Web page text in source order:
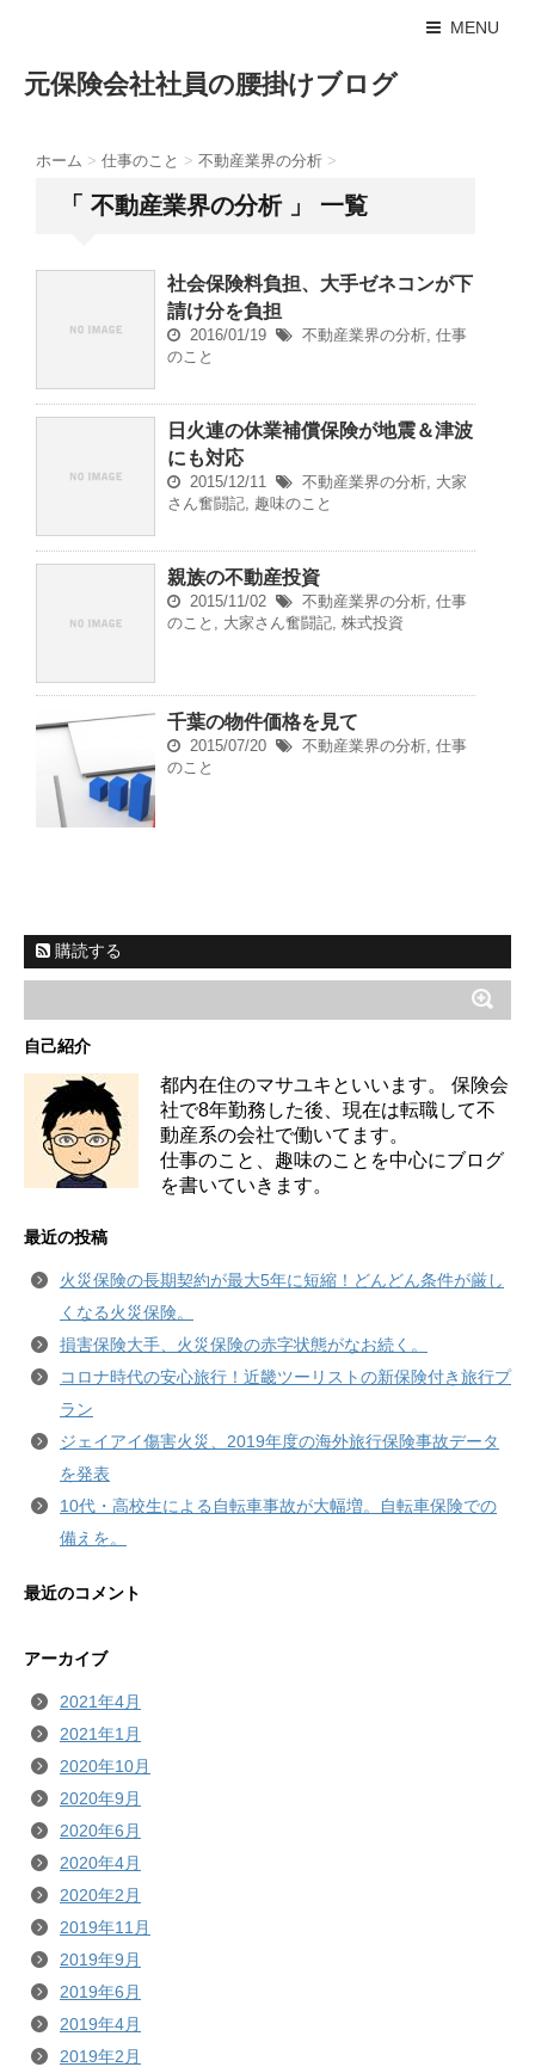
MENU
元保険会社社員の腰掛けブログ
ホーム > 仕事のこと > 不動産業界の分析 >
「 不動産業界の分析 」 一覧
社会保険料負担、大手ゼネコンが下
請け分を負担
2016/01/19 不動産業界の分析, 仕事
のこと
日火連の休業補償保険が地震＆津波
にも対応
2015/12/11 不動産業界の分析, 大家
さん奮闘記, 趣味のこと
親族の不動産投資
2015/11/02 不動産業界の分析, 仕事
のこと , 大家さん奮闘記, 株式投資
千葉の物件価格を見て
2015/07/20 不動産業界の分析, 仕事
のこと
購読する
自己紹介
都内在住のマサユキといいます。 保険会
社で8年勤務した後、現在は転職して不
動産系の会社で働いてます。
仕事のこと、趣味のことを中心にブログ
を書いていきます。
最近の投稿
火災保険の長期契約が最大5年に短縮！どんどん条件が厳し
くなる火災保険。
損害保険大手、火災保険の赤字状態がなお続く。
コロナ時代の安心旅行！近畿ツーリストの新保険付き旅行プ
ラン
ジェイアイ傷害火災、2019年度の海外旅行保険事故データ
を発表
10代・高校生による自転車事故が大幅増。自転車保険での
備えを。
最近のコメント
アーカイブ
2021年4月
2021年1月
2020年10月
2020年9月
2020年6月
2020年4月
2020年2月
2019年11月
2019年9月
2019年6月
2019年4月
2019年2月